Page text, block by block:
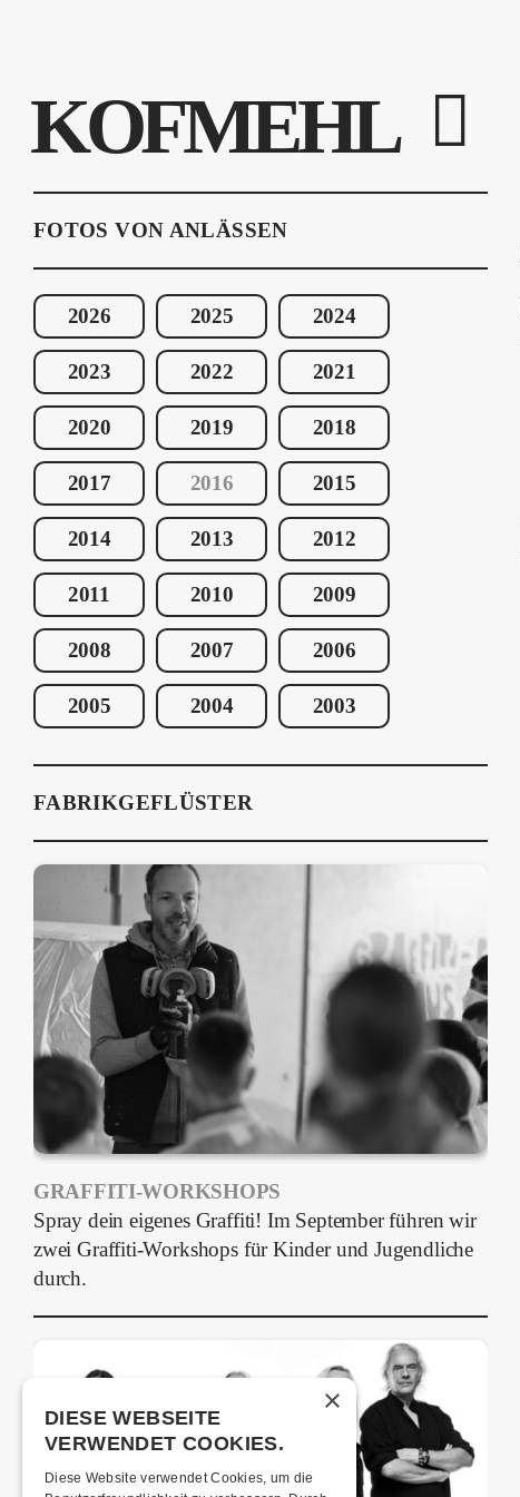
KOFMEHL
FOTOS VON ANLÄSSEN
2026 2025 2024
2023 2022 2021
2020 2019 2018
2017 2016 2015
2014 2013 2012
2011 2010 2009
2008 2007 2006
2005 2004 2003
FABRIKGEFLÜSTER
GRAFFITI-WORKSHOPS
Spray dein eigenes Graffiti! Im September führen wir
zwei Graffiti-Workshops für Kinder und Jugendliche
durch.
×
DIESE WEBSEITE
VERWENDET COOKIES.
Diese Website verwendet Cookies, um die